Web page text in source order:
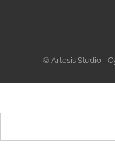
© Artesis Studio -